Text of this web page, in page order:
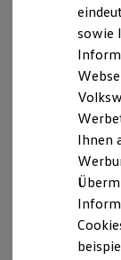
we
Besitzer und
sowie
Ihnen